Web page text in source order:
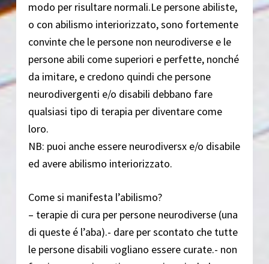
modo per risultare normali.Le persone abiliste,
o con abilismo interiorizzato, sono fortemente
convinte che le persone non neurodiverse e le
persone abili come superiori e perfette, nonché
da imitare, e credono quindi che persone
neurodivergenti e/o disabili debbano fare
qualsiasi tipo di terapia per diventare come
loro.
NB: puoi anche essere neurodiversx e/o disabile
ed avere abilismo interiorizzato.
Come si manifesta l’abilismo?
– terapie di cura per persone neurodiverse (una
di queste é l’aba).- dare per scontato che tutte
le persone disabili vogliano essere curate.- non